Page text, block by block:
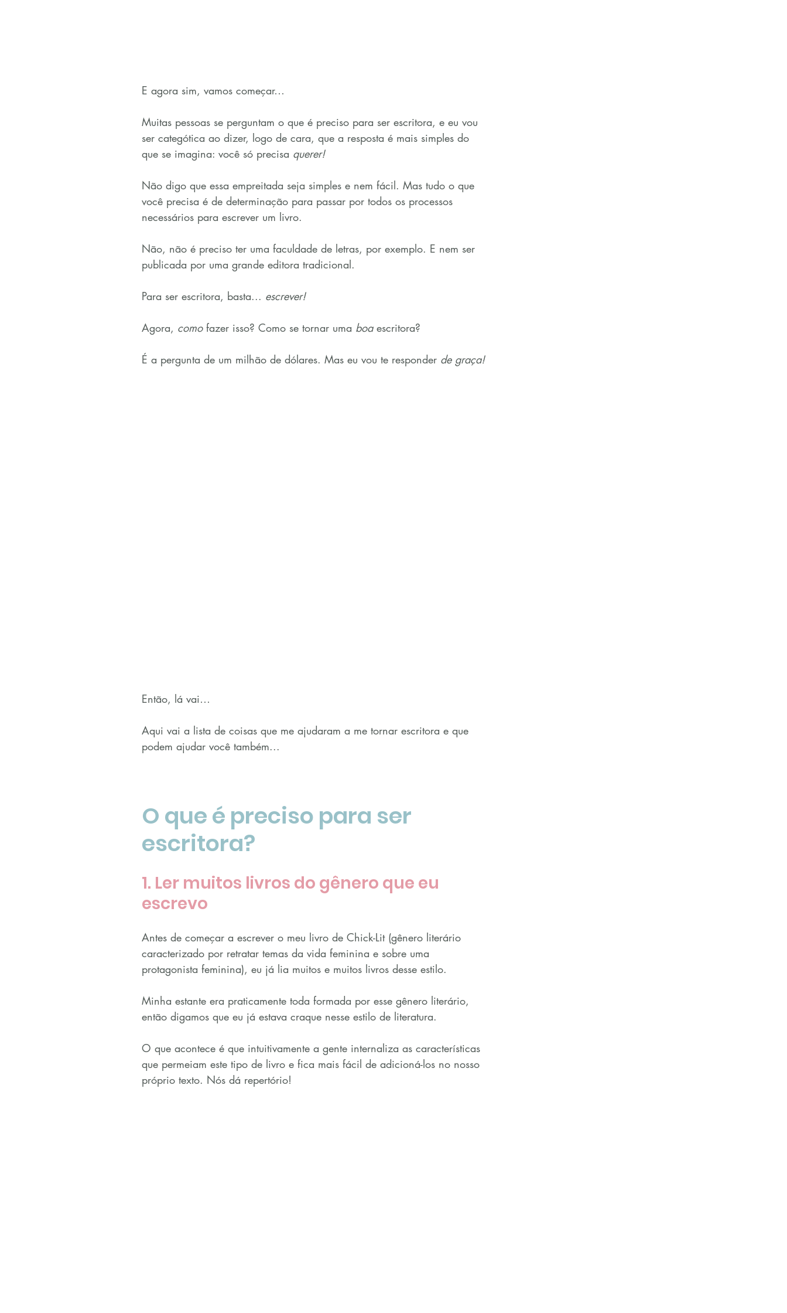
E agora sim, vamos começar…
Muitas pessoas se perguntam o que é preciso para ser escritora, e eu vou
ser categótica ao dizer, logo de cara, que a resposta é mais simples do
que se imagina: você só precisa querer!
Não digo que essa empreitada seja simples e nem fácil. Mas tudo o que
você precisa é de determinação para passar por todos os processos
necessários para escrever um livro.
Não, não é preciso ter uma faculdade de letras, por exemplo. E nem ser
publicada por uma grande editora tradicional.
Para ser escritora, basta... escrever!
Agora, como fazer isso? Como se tornar uma boa escritora?
É a pergunta de um milhão de dólares. Mas eu vou te responder de graça!
Então, lá vai…
Aqui vai a lista de coisas que me ajudaram a me tornar escritora e que
podem ajudar você também...
O que é preciso para ser
escritora?
1. Ler muitos livros do gênero que eu
escrevo
Antes de começar a escrever o meu livro de Chick-Lit (gênero literário
caracterizado por retratar temas da vida feminina e sobre uma
protagonista feminina), eu já lia muitos e muitos livros desse estilo.
Minha estante era praticamente toda formada por esse gênero literário,
então digamos que eu já estava craque nesse estilo de literatura.
O que acontece é que intuitivamente a gente internaliza as características
que permeiam este tipo de livro e fica mais fácil de adicioná-los no nosso
próprio texto. Nós dá repertório!